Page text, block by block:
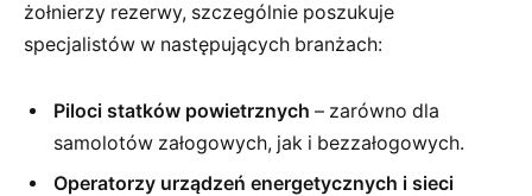
żołnierzy rezerwy, szczególnie poszukuje
specjalistów w następujących branżach:
Piloci statków powietrznych – zarówno dla
samolotów załogowych, jak i bezzałogowych.
Operatorzy urządzeń energetycznych i sieci